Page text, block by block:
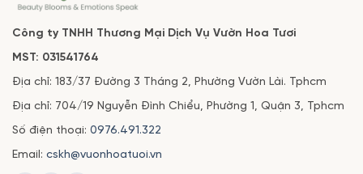
Công ty TNHH Thương Mại Dịch Vụ Vườn Hoa Tươi
MST: 031541764
Địa chỉ: 183/37 Đường 3 Tháng 2, Phường Vườn Lài. Tphcm
Địa chỉ: 704/19 Nguyễn Đình Chiểu, Phường 1, Quận 3, Tphcm
Số điện thoại: 0976.491.322
Email: cskh@vuonhoatuoi.vn